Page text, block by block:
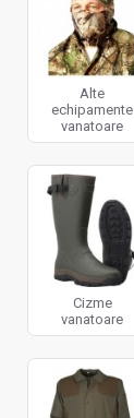
Alte
echipamente
vanatoare
Cizme
vanatoare